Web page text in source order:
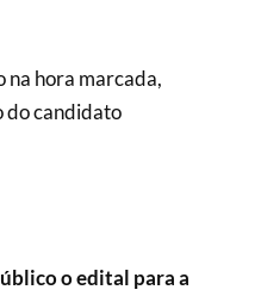
na hora marcada,
do candidato
o edital para a